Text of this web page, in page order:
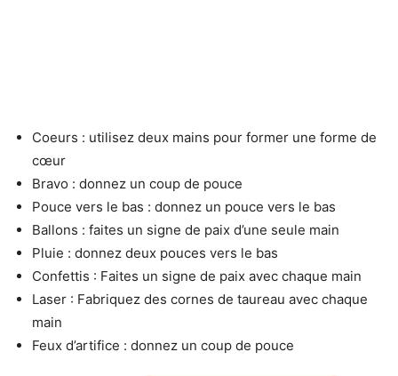
Coeurs : utilisez deux mains pour former une forme de
cœur
Bravo : donnez un coup de pouce
Pouce vers le bas : donnez un pouce vers le bas
Ballons : faites un signe de paix d’une seule main
Pluie : donnez deux pouces vers le bas
Confettis : Faites un signe de paix avec chaque main
Laser : Fabriquez des cornes de taureau avec chaque
main
Feux d’artifice : donnez un coup de pouce